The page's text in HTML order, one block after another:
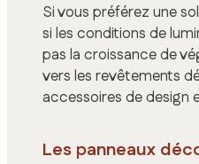
Si vous préférez une
si les conditions de
pas la croissance de
vers les revêtements
accessoires de design
Les panneaux